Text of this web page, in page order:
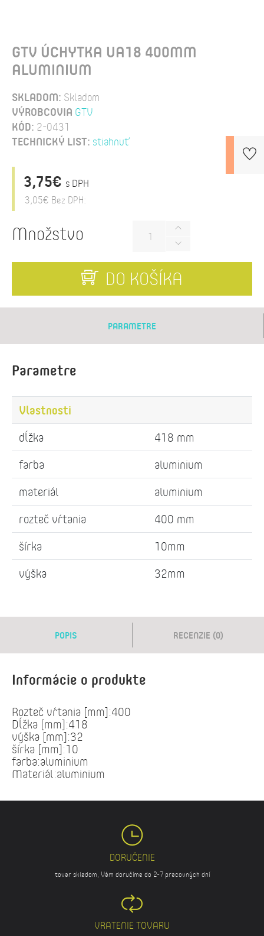
GTV ÚCHYTKA UA18 400MM
ALUMINIUM
SKLADOM: Skladom
VÝROBCOVIA GTV
KÓD: 2-0431
TECHNICKÝ LIST: stiahnuť
3,75€ s DPH
3,05€ Bez DPH:
Množstvo
DO KOŠÍKA
PARAMETRE
Parametre
Vlastnosti
dĺžka
418 mm
farba
aluminium
materiál
aluminium
rozteč vŕtania
400 mm
šírka
10mm
výška
32mm
POPIS RECENZIE (0)
Informácie o produkte
Rozteč vŕtania [mm]:400
Dĺžka [mm]:418
výška [mm]:32
šírka [mm]:10
farba:aluminium
Materiál:aluminium
DORUČENIE
tovar skladom, Vám doručíme do 2-7 pracovných dní
VRATENIE TOVARU